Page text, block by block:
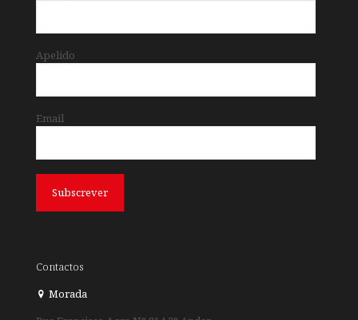
Apelido
Email
Contactos
Morada